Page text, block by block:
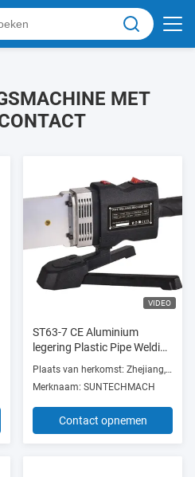
MET
VIDEO
ST63-7 CE Aluminium
legering Plastic Pipe Welding
Automatische werking
Plaats van herkomst: Zhejiang, China
Merknaam: SUNTECHMACH
Contact opnemen